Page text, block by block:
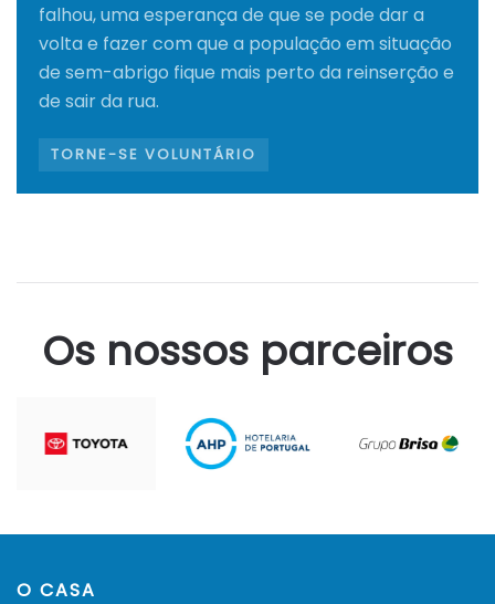
falhou, uma esperança de que se pode dar a
volta e fazer com que a população em situação
de sem-abrigo fique mais perto da reinserção e
de sair da rua.
TORNE-SE VOLUNTÁRIO
Os nossos parceiros
O CASA